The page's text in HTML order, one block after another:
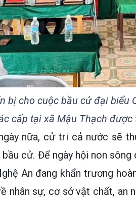
bị cho cuộc bầu cử đại biểu
cấp tại xã Mậu Thạch được
nữa, cử tri cả nước sẽ
cử. Để ngày hội non
An đang khẩn trương
nhân sự, cơ sở vật chất, an